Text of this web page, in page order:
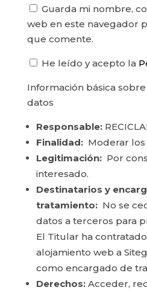
Guarda mi nombre,
web en este navegador
que comente.
He leído y acepto la
Información básica
datos
Responsable:
Finalidad:Moderar los
Legitimación:Por
interesado.
Destinatarios y
tratamiento:No se
datos a terceros para
El Titular ha
alojamiento web a
como encargado de
Derechos:Acceder,